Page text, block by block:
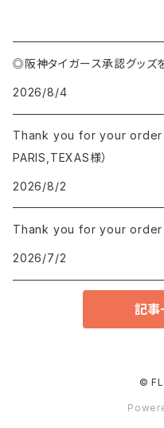
◎阪神タイガース承認グッズを
2026/8/4
Thank you for your
PARIS,TEXAS様）
2026/8/2
Thank you for your order
2026/7/2
記事
©